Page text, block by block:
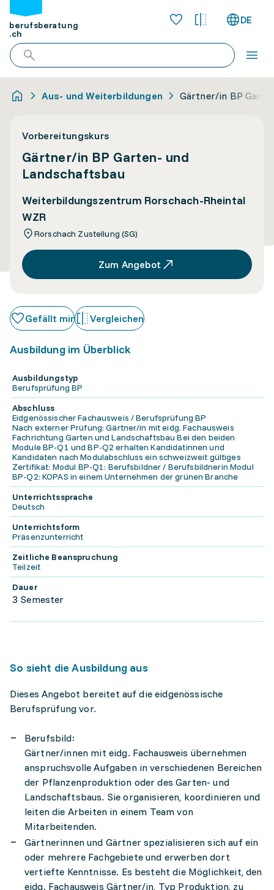
berufsberatung
.ch
DE
Aus- und Weiterbildungen Gärtner/in BP
Vorbereitungskurs
Gärtner/in BP Garten- und
Landschaftsbau
Weiterbildungszentrum Rorschach-Rheintal
WZR
Rorschach Zustellung (SG)
Zum Angebot
Gefällt mir Vergleichen
Ausbildung im Überblick
Ausbildungstyp
Berufsprüfung BP
Abschluss
Eidgenössischer Fachausweis / Berufsprüfung BP
Nach externer Prüfung: Gärtner/in mit eidg. Fachausweis
Fachrichtung Garten und Landschaftsbau Bei den beiden
Module BP-Q1 und BP-Q2 erhalten Kandidatinnen und
Kandidaten nach Modulabschluss ein schweizweit gültiges
Zertifikat: Modul BP-Q1: Berufsbildner / Berufsbildnerin Modul
BP-Q2: KOPAS in einem Unternehmen der grünen Branche
Unterrichtssprache
Deutsch
Unterrichtsform
Präsenzunterricht
Zeitliche Beanspruchung
Teilzeit
Dauer
3 Semester
So sieht die Ausbildung aus
Dieses Angebot bereitet auf die eidgenössische
Berufsprüfung vor.
Berufsbild:
Gärtner/innen mit eidg. Fachausweis übernehmen
anspruchsvolle Aufgaben in verschiedenen Bereichen
der Pflanzenproduktion oder des Garten- und
Landschaftsbaus. Sie organisieren, koordinieren und
leiten die Arbeiten in einem Team von
Mitarbeitenden.
Gärtnerinnen und Gärtner spezialisieren sich auf ein
oder mehrere Fachgebiete und erwerben dort
vertiefte Kenntnisse. Es besteht die Möglichkeit, den
eidg. Fachausweis Gärtner/in, Typ Produktion, zu